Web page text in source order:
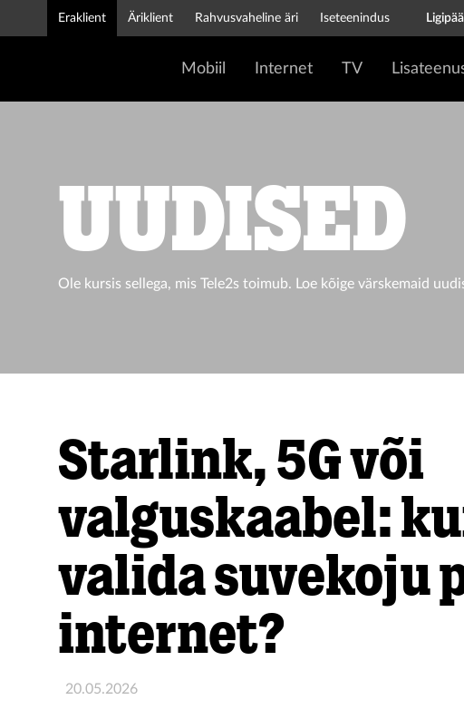
Eraklient Äriklient Rahvusvaheline äri Iseteenindus
Mobiil Internet TV
UUDISED
Ole kursis sellega, mis Tele2s toimub. Loe kõige värskemaid
Starlink, 5G või
valguskaabel:
valida suvekoju
internet?
20.05.2026